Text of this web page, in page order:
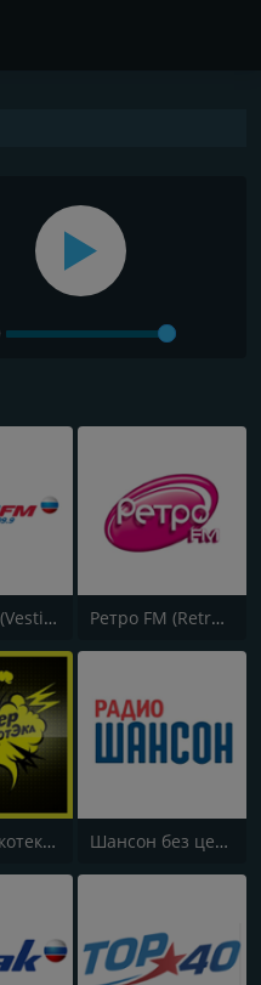
Вести FM (Vesti FM) Ретро FM (Retro FM)
Супердискотека 90х Радио Рекорд (Radio Record 90s Superdisco) Шансон без цензуры (Shanson bez cenzury)